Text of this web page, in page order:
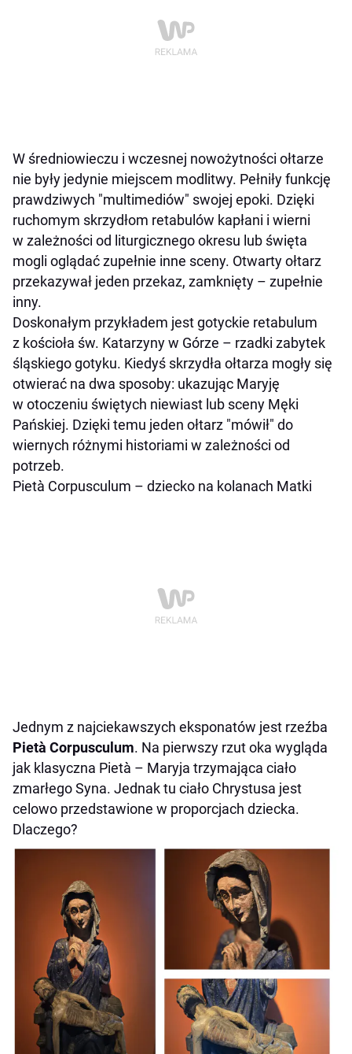
W średniowieczu i wczesnej nowożytności ołtarze
nie były jedynie miejscem modlitwy. Pełniły funkcję
prawdziwych "multimediów" swojej epoki. Dzięki
ruchomym skrzydłom retabulów kapłani i wierni
w zależności od liturgicznego okresu lub święta
mogli oglądać zupełnie inne sceny. Otwarty ołtarz
przekazywał jeden przekaz, zamknięty – zupełnie
inny.
Doskonałym przykładem jest gotyckie retabulum
z kościoła św. Katarzyny w Górze – rzadki zabytek
śląskiego gotyku. Kiedyś skrzydła ołtarza mogły się
otwierać na dwa sposoby: ukazując Maryję
w otoczeniu świętych niewiast lub sceny Męki
Pańskiej. Dzięki temu jeden ołtarz "mówił" do
wiernych różnymi historiami w zależności od
potrzeb.
Pietà Corpusculum – dziecko na kolanach Matki
Jednym z najciekawszych eksponatów jest rzeźba
Pietà Corpusculum. Na pierwszy rzut oka wygląda
jak klasyczna Pietà – Maryja trzymająca ciało
zmarłego Syna. Jednak tu ciało Chrystusa jest
celowo przedstawione w proporcjach dziecka.
Dlaczego?